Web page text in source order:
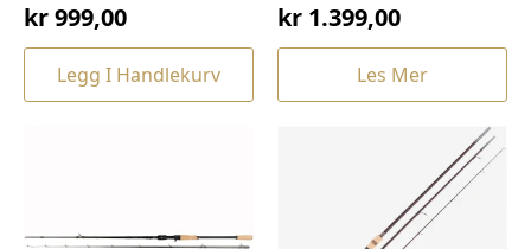
kr999,00
Legg I Handlekurv
kr 1.399,00
Les Mer